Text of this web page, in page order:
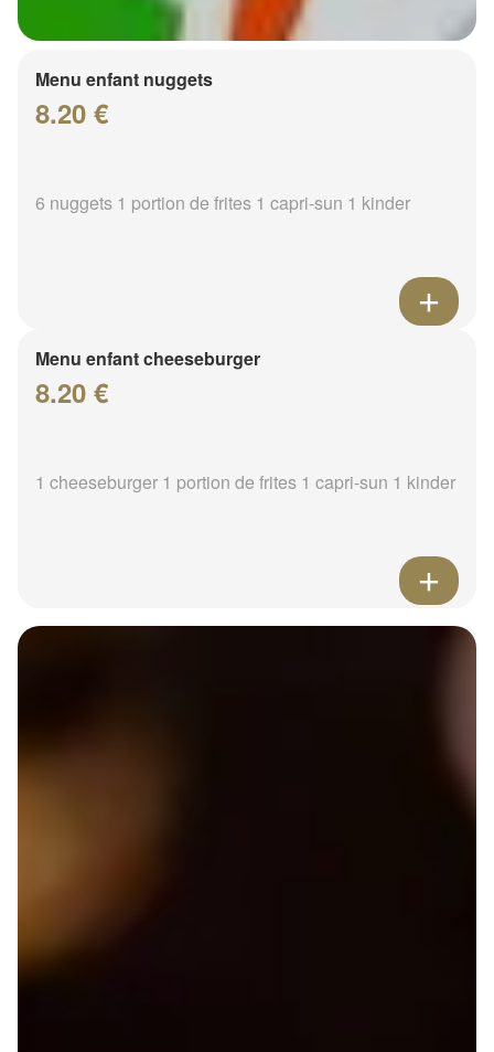
Menu enfant nuggets
8.20 €
6 nuggets 1 portion de frites 1 capri-sun 1 kinder
Menu enfant cheeseburger
8.20 €
1 cheeseburger 1 portion de frites 1 capri-sun 1 kinder